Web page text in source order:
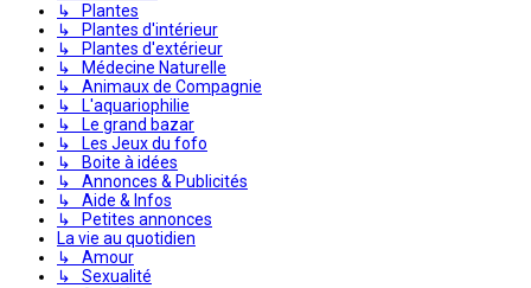
↳ Plantes
↳ Plantes d'intérieur
↳ Plantes d'extérieur
↳ Médecine Naturelle
↳ Animaux de Compagnie
↳ L'aquariophilie
↳ Le grand bazar
↳ Les Jeux du fofo
↳ Boite à idées
↳ Annonces & Publicités
↳ Aide & Infos
↳ Petites annonces
La vie au quotidien
↳ Amour
↳ Sexualité